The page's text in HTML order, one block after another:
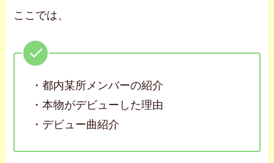
ここでは、
・都内某所メンバーの紹介
・本物がデビューした理由
・デビュー曲紹介